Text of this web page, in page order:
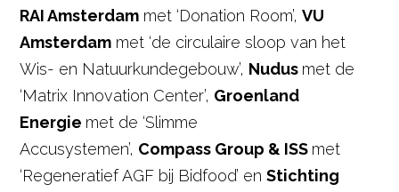
RAI Amsterdam met ‘Donation Room’,VU
Amsterdam met ‘de circulaire sloop van het
Wis- en Natuurkundegebouw’, Nudus met de
‘Matrix Innovation Center’, Groenland
Energie met de ‘Slimme
Accusystemen’, Compass Group & ISS met
‘Regeneratief AGF bij Bidfood’ enStichting